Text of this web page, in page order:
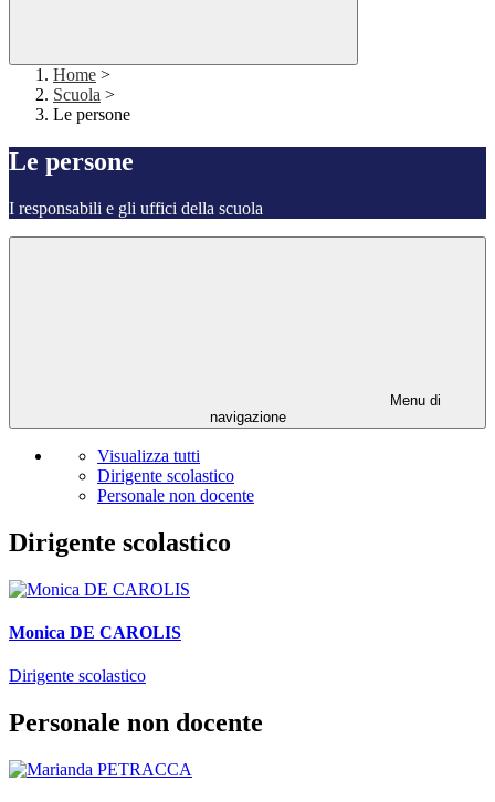
Home >
Scuola >
Le persone
Le persone
I responsabili e gli uffici della scuola
Menu di
navigazione
Visualizza tutti
Dirigente scolastico
Personale non docente
Dirigente scolastico
Monica DE CAROLIS
Dirigente scolastico
Personale non docente